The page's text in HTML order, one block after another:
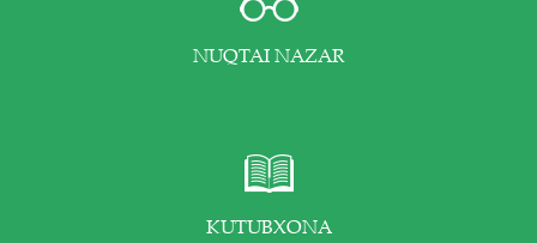
NUQTAI NAZAR
KUTUBXONA